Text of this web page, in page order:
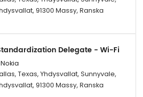
91300 Massy, Ranska
Delegate - Wi-Fi
Nokia
Texas, Yhdysvallat, Sunnyvale,
91300 Massy, Ranska